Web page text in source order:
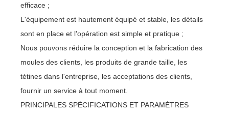
efficace ;
L'équipement est hautement équipé et stable, les détails
sont en place et l'opération est simple et pratique ;
Nous pouvons réduire la conception et la fabrication des
moules des clients, les produits de grande taille, les
tétines dans l'entreprise, les acceptations des clients,
fournir un service à tout moment.
PRINCIPALES SPÉCIFICATIONS ET PARAMÈTRES